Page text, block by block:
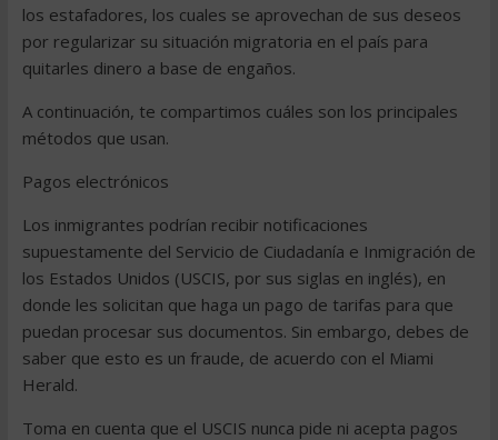
los estafadores, los cuales se aprovechan de sus deseos
por regularizar su situación migratoria en el país para
quitarles dinero a base de engaños.
A continuación, te compartimos cuáles son los principales
métodos que usan.
Pagos electrónicos
Los inmigrantes podrían recibir notificaciones
supuestamente del Servicio de Ciudadanía e Inmigración de
los Estados Unidos (USCIS, por sus siglas en inglés), en
donde les solicitan que haga un pago de tarifas para que
puedan procesar sus documentos. Sin embargo, debes de
saber que esto es un fraude, de acuerdo con el Miami
Herald.
Toma en cuenta que el USCIS nunca pide ni acepta pagos